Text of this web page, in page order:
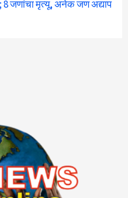
8 जणांचा मृत्यू, अनेक जण अद्याप